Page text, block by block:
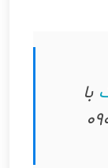
با